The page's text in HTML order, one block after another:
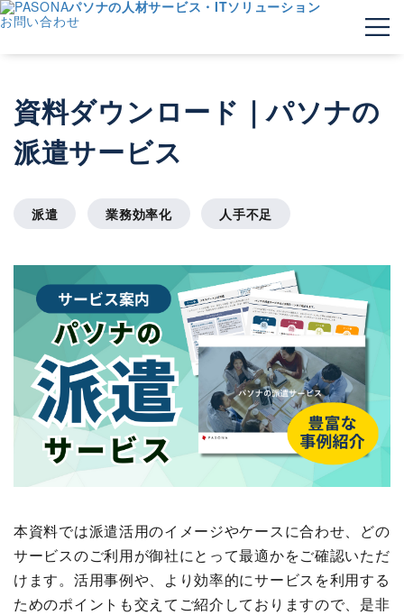
パソナの人材サービス・ITソリューション
お問い合わせ
資料ダウンロード｜パソナの
派遣サービス
派遣 業務効率化 人手不足
本資料では派遣活用のイメージやケースに合わせ、どの
サービスのご利用が御社にとって最適かをご確認いただ
けます。活用事例や、より効率的にサービスを利用する
ためのポイントも交えてご紹介しておりますので、是非